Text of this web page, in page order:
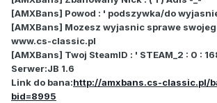
[AMXBans] Powod : ' podszywka/do
[AMXBans] Mozesz wyjasnic sprawe
www.cs-classic.pl
[AMXBans] Twoj SteamID : ' STEAM_2 : 0 :
Serwer:JB 1.6
Link do bana:http://amxbans.cs-classic.pl/
bid=8995